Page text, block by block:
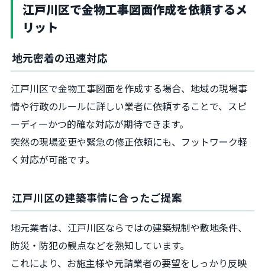
江戸川区で金物工事図面作成を依頼するメ
リット
地元密着の迅速対応
江戸川区で金物工事図面を作成する場合、地域の現場事
情や行政のルールに詳しい業者に依頼することで、スピ
ーディーかつ的確な対応が期待できます。
突然の現場変更や緊急の修正依頼にも、フットワーク軽
く対応が可能です。
江戸川区の建築事情に合ったご提案
地元業者は、江戸川区ならではの建築規制や敷地条件、
防災・防犯の観点などを熟知しています。
これにより、お施主様や元請業者の要望をしっかり反映